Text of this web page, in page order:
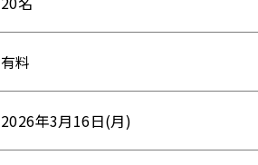
有料
2026年3月16日(月)